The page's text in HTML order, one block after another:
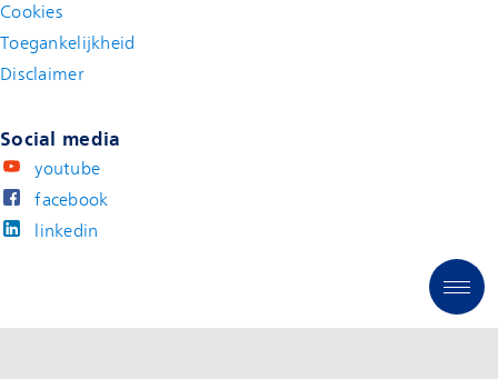
Cookies
Toegankelijkheid
Disclaimer(new window)
Social media
youtube
facebook
linkedin